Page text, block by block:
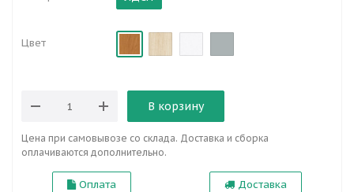
Цвет
В корзину
Цена при самовывозе со склада. Доставка и сборка
оплачиваются дополнительно.
Оплата Доставка